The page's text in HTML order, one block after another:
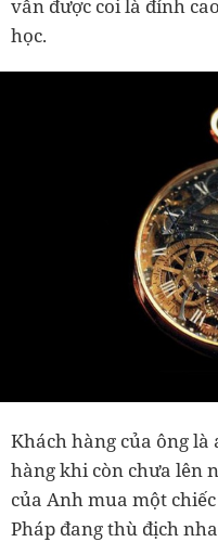
vẫn được coi là đỉnh
học.
Khách hàng của ông
hàng khi còn chưa lên
của Anh mua một
Pháp đang thù địch